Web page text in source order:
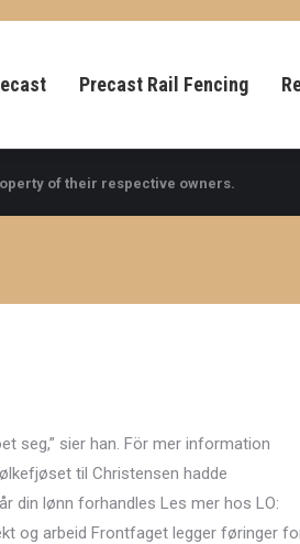
Precast Rail Fencing
seg,” sier han. För mer information
til Christensen hadde
din lønn forhandles Les mer hos LO:
og arbeid Frontfaget legger føringer
of their respective owners.